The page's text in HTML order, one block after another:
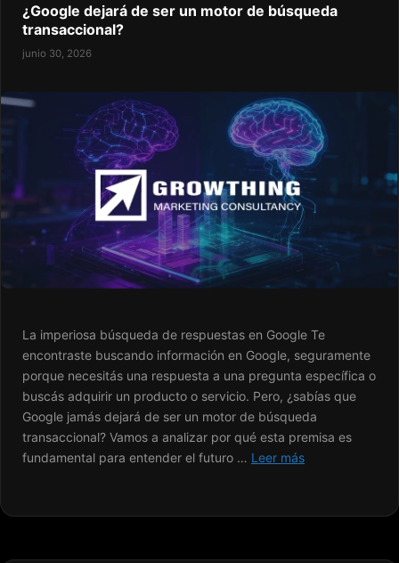
¿Google dejará de ser un motor de búsqueda
transaccional?
junio 30, 2026
La imperiosa búsqueda de respuestas en Google Te
encontraste buscando información en Google, seguramente
porque necesitás una respuesta a una pregunta específica o
buscás adquirir un producto o servicio. Pero, ¿sabías que
Google jamás dejará de ser un motor de búsqueda
transaccional? Vamos a analizar por qué esta premisa es
fundamental para entender el futuro … Leer más